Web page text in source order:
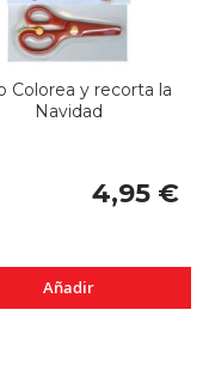
Colorea y recorta la
Navidad
4,95 €
Añadir